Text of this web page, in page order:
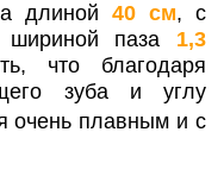
длиной 40 см, с
паза 1,3
что благодаря
зуба и углу
очень плавным и с